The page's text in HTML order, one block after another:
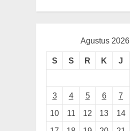
Agustus 2026
S S R K J
3
4 5 6 7
10
11 12 13 14